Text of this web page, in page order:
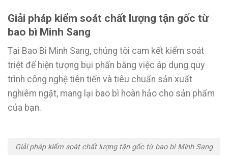
Giải pháp kiểm soát chất lượng tận gốc từ
bao bì Minh Sang
Tại Bao Bì Minh Sang, chúng tôi cam kết kiểm soát
triệt để hiện tượng bụi phấn bằng việc áp dụng quy
trình công nghệ tiên tiến và tiêu chuẩn sản xuất
nghiêm ngặt, mang lại bao bì hoàn hảo cho sản phẩm
của bạn.
Giải pháp kiểm soát chất lượng tận gốc từ bao bì Minh Sang